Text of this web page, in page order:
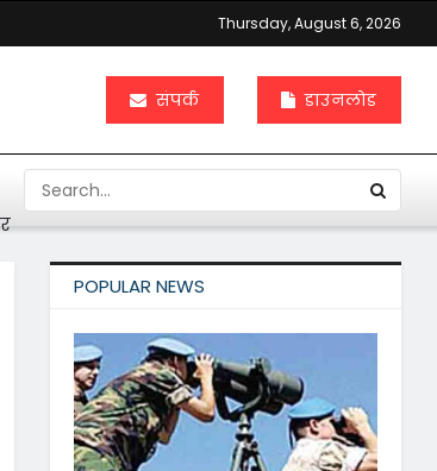
Thursday, August 6, 2026
संपर्क डाउनलोड
POPULAR NEWS